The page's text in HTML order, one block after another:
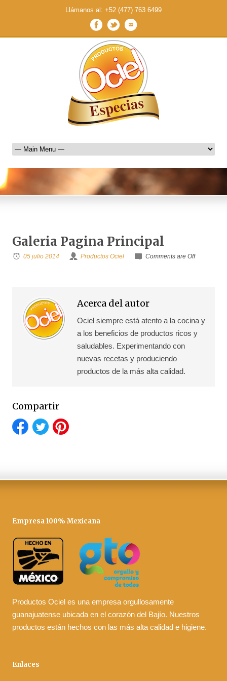
Llámanos al: +52 (477) 763 6499
Galeria Pagina Principal
05 julio 2014 Productos Ociel Comments are Off
Acerca del autor
Ociel siempre está atento a la cocina y
a los beneficios de productos ricos y
saludables. Experimentando con
nuevas recetas y produciendo
productos de la más alta calidad.
Compartir
Empresa 100% Mexicana
Productos Ociel es una empresa orgullosamente
guanajuatense ubicada en el corazón del Bajío. Nuestros
productos están hechos con las más alta calidad e higiene.
Enlaces